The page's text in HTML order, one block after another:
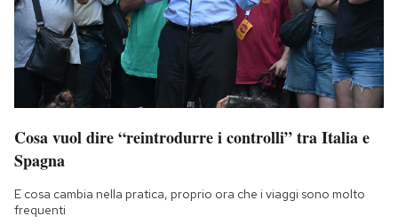
Cosa vuol dire “reintrodurre i controlli” tra Italia e
Spagna
E cosa cambia nella pratica, proprio ora che i viaggi sono molto
frequenti